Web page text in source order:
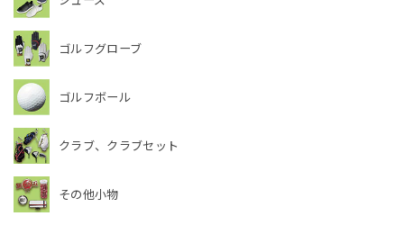
ゴルフグローブ
ゴルフボール
クラブ、クラブセット
その他小物